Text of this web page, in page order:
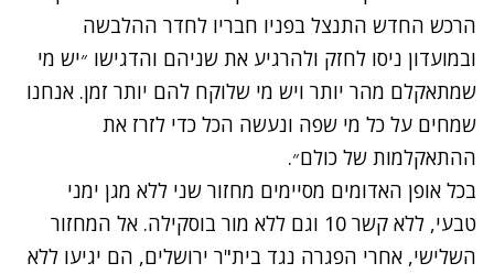
הרכש החדש התנצל בפניו חבריו לחדר ההלבשה
ובמועדון ניסו לחזק ולהרגיע את שניהם והדגישו ״יש מי
שמתאקלם מהר יותר ויש מי שלוקח להם יותר זמן. אנחנו
שמחים על כל מי שפה ונעשה הכל כדי לזרז את
ההתאקלמות של כולם״.
בכל אופן האדומים מסיימים מחזור שני ללא מגן ימני
טבעי, ללא קשר 10 וגם ללא מור בוסקילה. אל המחזור
השלישי, אחרי הפגרה נגד בית"ר ירושלים, הם יגיעו ללא